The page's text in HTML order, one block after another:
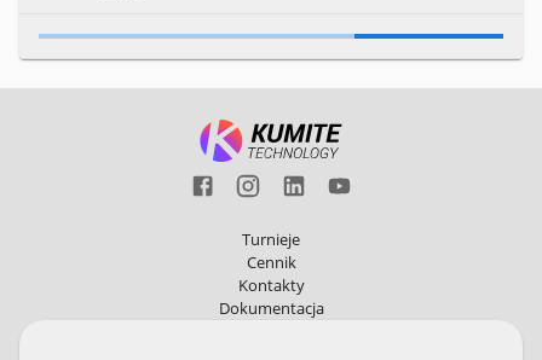
Turnieje
Cennik
Kontakty
Dokumentacja